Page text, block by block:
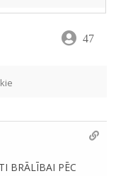
47
BRĀLĪBAI PĒC